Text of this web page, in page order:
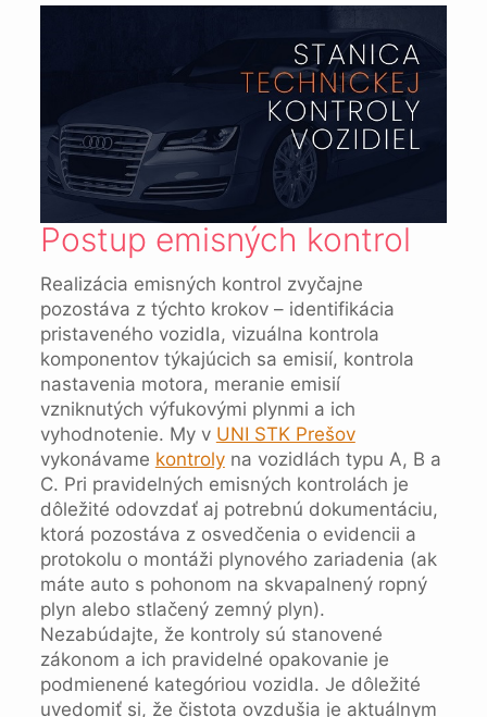
Postup emisných kontrol
Realizácia emisných kontrol zvyčajne
pozostáva z týchto krokov – identifikácia
pristaveného vozidla, vizuálna kontrola
komponentov týkajúcich sa emisií, kontrola
nastavenia motora, meranie emisií
vzniknutých výfukovými plynmi a ich
vyhodnotenie. My v UNI STK Prešov
vykonávame kontrolyna vozidlách typu A, B a
C. Pri pravidelných emisných kontrolách je
dôležité odovzdať aj potrebnú dokumentáciu,
ktorá pozostáva z osvedčenia o evidencii a
protokolu o montáži plynového zariadenia (ak
máte auto s pohonom na skvapalnený ropný
plyn alebo stlačený zemný plyn).
Nezabúdajte, že kontroly sú stanovené
zákonom a ich pravidelné opakovanie je
podmienené kategóriou vozidla. Je dôležité
uvedomiť si, že čistota ovzdušia je aktuálnym